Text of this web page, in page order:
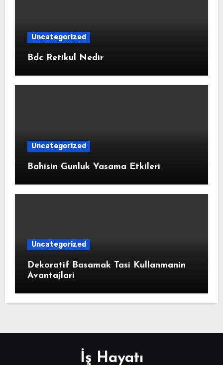
Uncategorized
Bdc Retikul Nedir
Uncategorized
Bahisin Gunluk Yasama Etkileri
Uncategorized
Dekoratif Basamak Tasi Kullanmanin
Avantajlari
İş Hayatı